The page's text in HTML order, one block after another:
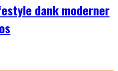
dank moderner